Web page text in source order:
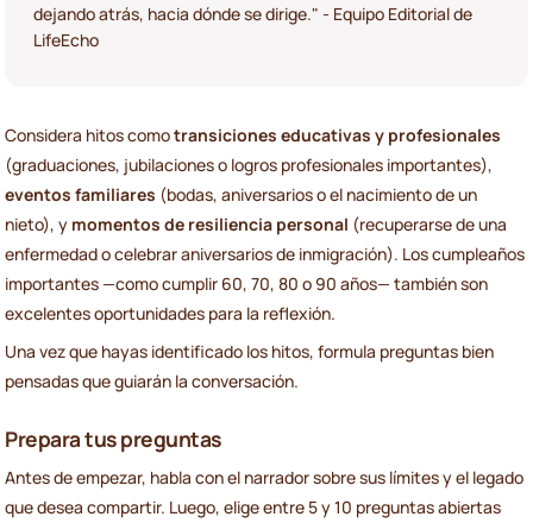
dejando atrás, hacia dónde se dirige." - Equipo Editorial de
LifeEcho
Considera hitos comotransiciones educativas y profesionales
(graduaciones, jubilaciones o logros profesionales importantes),
eventos familiares (bodas, aniversarios o el nacimiento de un
nieto), y momentos de resiliencia personal (recuperarse de una
enfermedad o celebrar aniversarios de inmigración). Los cumpleaños
importantes —como cumplir 60, 70, 80 o 90 años— también son
excelentes oportunidades para la reflexión.
Una vez que hayas identificado los hitos, formula preguntas bien
pensadas que guiarán la conversación.
Prepara tus preguntas
Antes de empezar, habla con el narrador sobre sus límites y el legado
que desea compartir. Luego, elige entre 5 y 10 preguntas abiertas